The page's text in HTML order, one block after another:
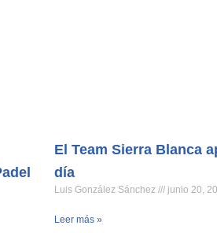
El Team Sierra Blanca
día
Luis González Sánchez junio 20,
Leer más »